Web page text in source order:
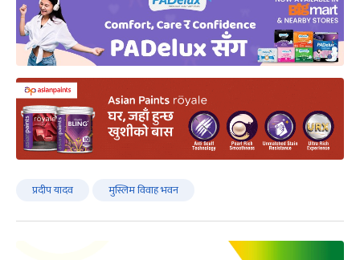
प्रदीप यादव मुस्लिम विवाह भवन